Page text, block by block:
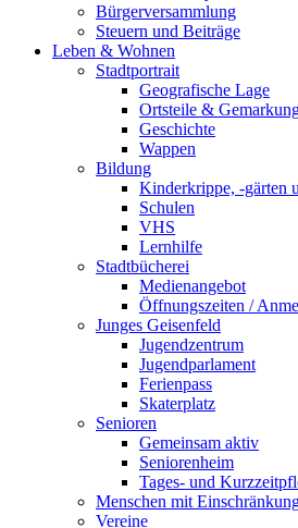
Bürgerversammlung
Steuern und Beiträge
Leben & Wohnen
Stadtportrait
Geografische Lage
Ortsteile &
Geschichte
Wappen
Bildung
Kinderkrippe, -gärten
Schulen
VHS
Lernhilfe
Stadtbücherei
Medienangebot
Öffnungszeiten /
Junges Geisenfeld
Jugendzentrum
Jugendparlament
Ferienpass
Skaterplatz
Senioren
Gemeinsam aktiv
Seniorenheim
Tages- und
Menschen mit
Vereine